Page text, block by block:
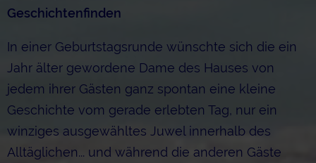
Geschichtenfinden
In einer Geburtstagsrunde wünschte sich die ein
Jahr älter gewordene Dame des Hauses von
jedem ihrer Gästen ganz spontan eine kleine
Geschichte vom gerade erlebten Tag, nur ein
winziges ausgewähltes Juwel innerhalb des
Alltäglichen... und während die anderen Gäste